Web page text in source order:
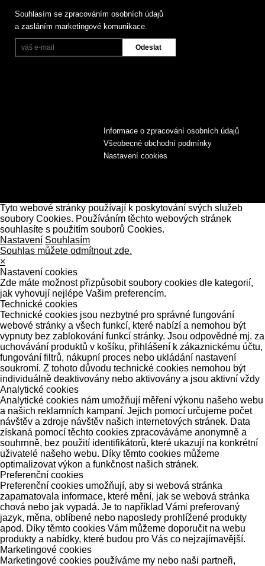
Souhlasím se zpracováním osobních údajů
a zasláním marketingové komunikace.
Informace o zpracování osobních údajů
Všeobecné obchodní podmínky
Nastavení cookies
Tyto webové stránky používají k poskytování svých služeb
soubory Cookies. Používáním těchto webových stránek
souhlasíte s použitím souborů Cookies.
Nastavení Souhlasím
Souhlas můžete odmítnout zde.
×
Nastavení cookies
Zde máte možnost přizpůsobit soubory cookies dle kategorií,
jak vyhovují nejlépe Vašim preferencím.
Technické cookies
Technické cookies jsou nezbytné pro správné fungování
webové stránky a všech funkcí, které nabízí a nemohou být
vypnuty bez zablokování funkcí stránky. Jsou odpovědné mj. za
uchovávání produktů v košíku, přihlášení k zákaznickému účtu,
fungování filtrů, nákupní proces nebo ukládání nastavení
soukromí. Z tohoto důvodu technické cookies nemohou být
individuálně deaktivovány nebo aktivovány a jsou aktivní vždy
Analytické cookies
Analytické cookies nám umožňují měření výkonu našeho webu
a našich reklamních kampaní. Jejich pomocí určujeme počet
návštěv a zdroje návštěv našich internetových stránek. Data
získaná pomocí těchto cookies zpracováváme anonymně a
souhrnně, bez použití identifikátorů, které ukazují na konkrétní
uživatelé našeho webu. Díky těmto cookies můžeme
optimalizovat výkon a funkčnost našich stránek.
Preferenční cookies
Preferenční cookies umožňují, aby si webová stránka
zapamatovala informace, které mění, jak se webová stránka
chová nebo jak vypadá. Je to například Vámi preferovaný
jazyk, měna, oblíbené nebo naposledy prohlížené produkty
apod. Díky těmto cookies Vám můžeme doporučit na webu
produkty a nabídky, které budou pro Vás co nejzajímavější.
Marketingové cookies
Marketingové cookies používáme my nebo naši partneři,